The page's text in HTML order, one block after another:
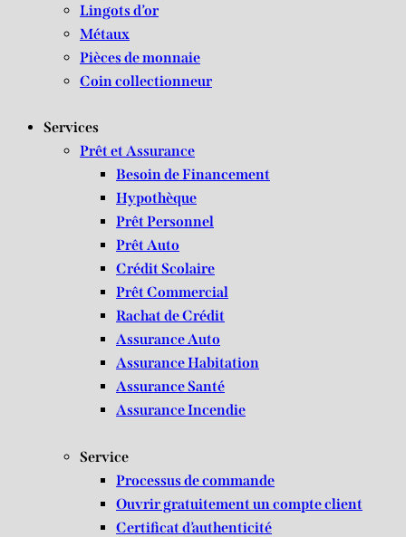
Lingots d’or
Métaux
Pièces de monnaie
Coin collectionneur
Services
Prêt et Assurance
Besoin de Financement
Hypothèque
Prêt Personnel
Prêt Auto
Crédit Scolaire
Prêt Commercial
Rachat de Crédit
Assurance Auto
Assurance Habitation
Assurance Santé
Assurance Incendie
Service
Processus de commande
Ouvrir gratuitement un compte client
Certificat d’authenticité